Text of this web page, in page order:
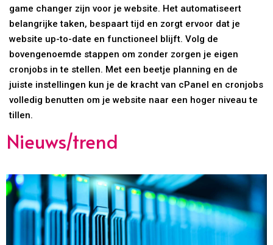
game changer zijn voor je website. Het automatiseert
belangrijke taken, bespaart tijd en zorgt ervoor dat je
website up-to-date en functioneel blijft. Volg de
bovengenoemde stappen om zonder zorgen je eigen
cronjobs in te stellen. Met een beetje planning en de
juiste instellingen kun je de kracht van cPanel en cronjobs
volledig benutten om je website naar een hoger niveau te
tillen.
Nieuws/trend